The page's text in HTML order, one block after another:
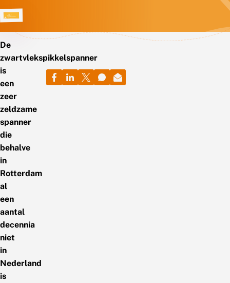
De
zwartvlekspikkelspanner
is
een
zeer
zeldzame
spanner
die
behalve
in
Rotterdam
al
een
aantal
decennia
niet
in
Nederland
is